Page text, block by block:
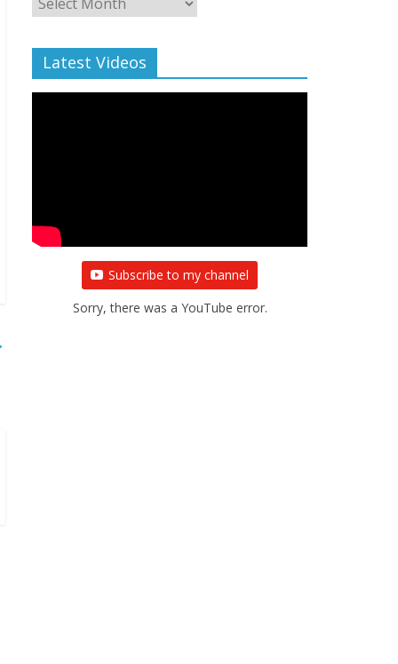
Archive
Latest Videos
Subscribe to my channel
Sorry, there was a YouTube error.